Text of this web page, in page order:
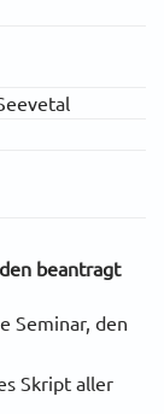
beantragt
Seminar, den
Skript aller